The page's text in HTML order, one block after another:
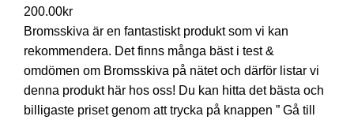
200.00kr
Bromsskiva är en fantastiskt produkt som vi kan
rekommendera. Det finns många bäst i test &
omdömen om Bromsskiva på nätet och därför listar vi
denna produkt här hos oss! Du kan hitta det bästa och
billigaste priset genom att trycka på knappen ” Gå till